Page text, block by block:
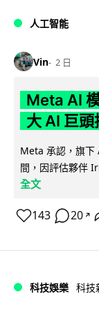
人工智能
Vin 2 日
Meta AI
大 AI 巨頭
Meta 承認，旗下
間，因評估夥伴
全文
143 20 ↗
科技娛樂 科技